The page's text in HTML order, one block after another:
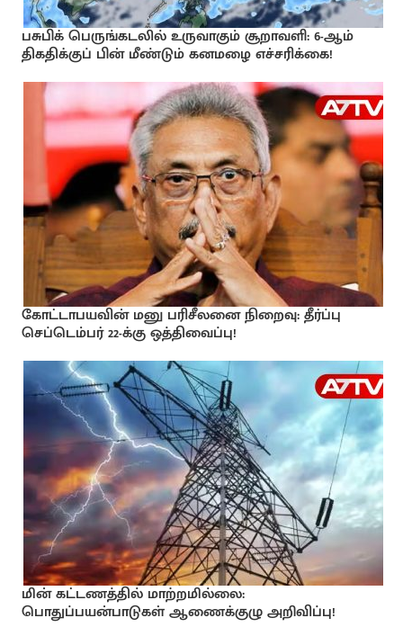
பசுபிக் பெருங்கடலில் உருவாகும் சூறாவளி: 6-ஆம்
திகதிக்குப் பின் மீண்டும் கனமழை எச்சரிக்கை!
கோட்டாபயவின் மனு பரிசீலனை நிறைவு: தீர்ப்பு
செப்டெம்பர் 22-க்கு ஒத்திவைப்பு!
மின் கட்டணத்தில் மாற்றமில்லை:
பொதுப்பயன்பாடுகள் ஆணைக்குழு அறிவிப்பு!